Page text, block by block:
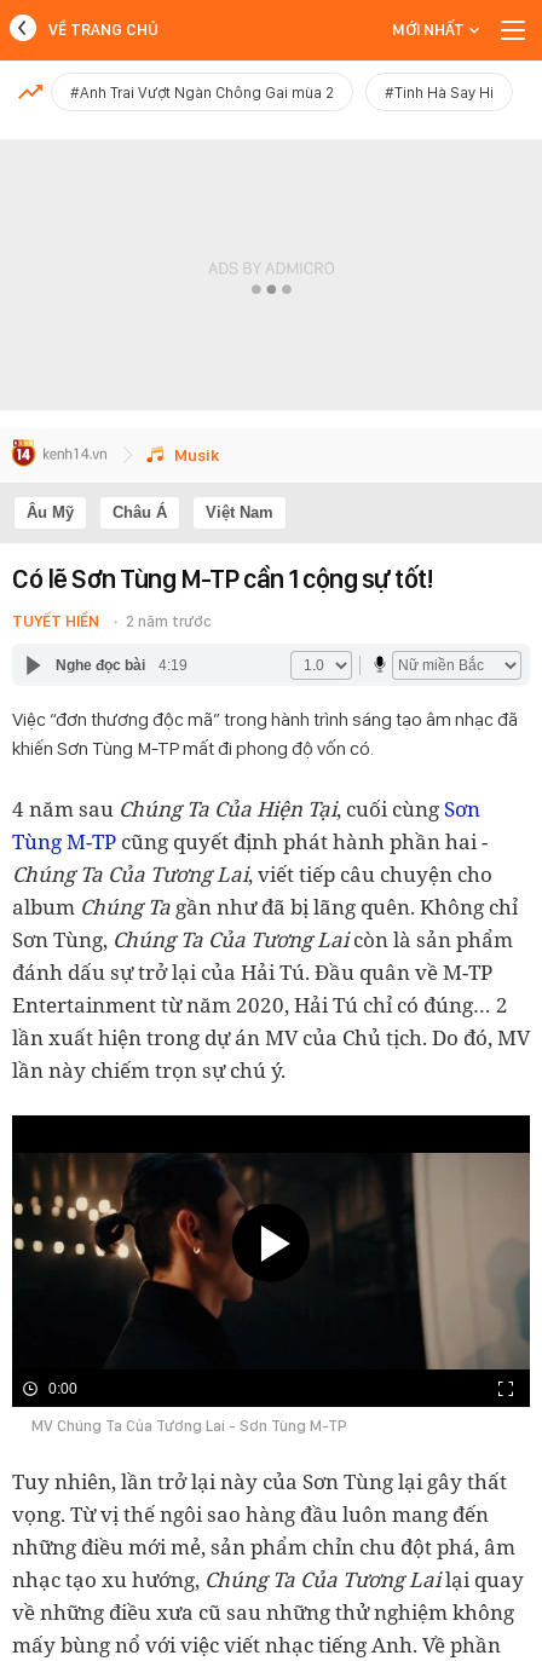
MỚI NHẤT
VỀ TRANG CHỦ MỚI NHẤT
#Anh Trai Vượt Ngàn Chông Gai mùa 2 #Tinh Hà Say Hi
Musik
Âu Mỹ Châu Á Việt Nam
Có lẽ Sơn Tùng M-TP cần 1 cộng sự tốt!
TUYẾT HIỀN 2 năm trước
Nghe đọc bài 4:19
Việc “đơn thương độc mã” trong hành trình sáng tạo âm nhạc đã
khiến Sơn Tùng M-TP mất đi phong độ vốn có.
4 năm sau Chúng Ta Của Hiện Tại, cuối cùngSơn
Tùng M-TP cũng quyết định phát hành phần hai -
Chúng Ta Của Tương Lai, viết tiếp câu chuyện cho
album Chúng Ta gần như đã bị lãng quên. Không chỉ
Sơn Tùng, Chúng Ta Của Tương Laicòn là sản phẩm
đánh dấu sự trở lại của Hải Tú. Đầu quân về M-TP
Entertainment từ năm 2020, Hải Tú chỉ có đúng… 2
lần xuất hiện trong dự án MV của Chủ tịch. Do đó, MV
lần này chiếm trọn sự chú ý.
0:00
MV Chúng Ta Của Tương Lai - Sơn Tùng M-TP
Tuy nhiên, lần trở lại này của Sơn Tùng lại gây thất
vọng. Từ vị thế ngôi sao hàng đầu luôn mang đến
những điều mới mẻ, sản phẩm chỉn chu đột phá, âm
nhạc tạo xu hướng, Chúng Ta Của Tương Lailại quay
về những điều xưa cũ sau những thử nghiệm không
mấy bùng nổ với việc viết nhạc tiếng Anh. Về phần